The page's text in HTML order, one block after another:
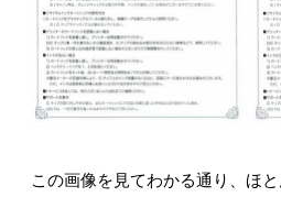
この画像を見てわかる通り、ほと